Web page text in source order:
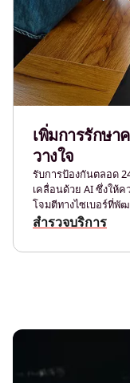
เพิ่มการรักษา
วางใจ
รับการป้องกันตลอด
เคลื่อนด้วย AI ซึ่งให้
โจมตีทางไซเบอร์ที่พั
สำรวจบริการ